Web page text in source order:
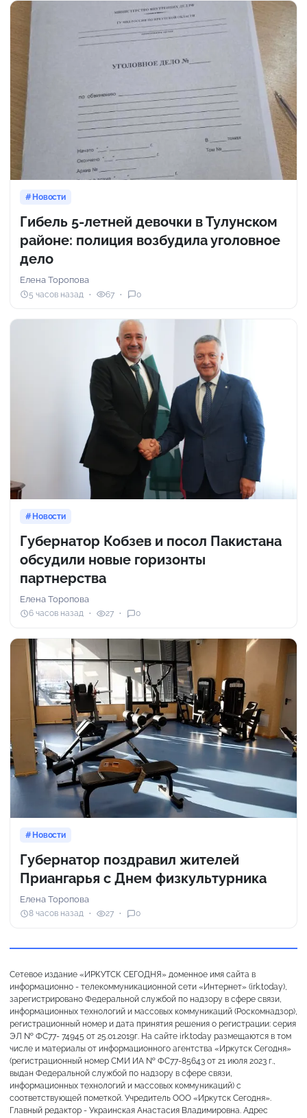
Новости
Гибель 5-летней девочки в Тулунском
районе: полиция возбудила уголовное
дело
Елена Торопова
5 часов назад 67 0
Новости
Губернатор Кобзев и посол Пакистана
обсудили новые горизонты
партнерства
Елена Торопова
6 часов назад 27 0
Новости
Губернатор поздравил жителей
Приангарья с Днем физкультурника
Елена Торопова
8 часов назад 27 0
Сетевое издание «ИРКУТСК СЕГОДНЯ» доменное имя сайта в
информационно - телекоммуникационной сети «Интернет» (irk.today),
зарегистрировано Федеральной службой по надзору в сфере связи,
информационных технологий и массовых коммуникаций (Роскомнадзор),
регистрационный номер и дата принятия решения о регистрации: серия
ЭЛ № ФС77- 74945 от 25.01.2019г. На сайте irk.today размещаются в том
числе и материалы от информационного агентства «Иркутск Сегодня»
(регистрационный номер СМИ ИА № ФС77-85643 от 21 июля 2023 г.,
выдан Федеральной службой по надзору в сфере связи,
информационных технологий и массовых коммуникаций) с
соответствующей пометкой. Учредитель ООО «Иркутск Сегодня».
Главный редактор - Украинская Анастасия Владимировна. Адрес